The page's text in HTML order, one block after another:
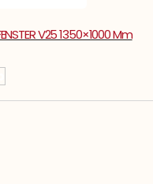
V25 1350×1000 Mm